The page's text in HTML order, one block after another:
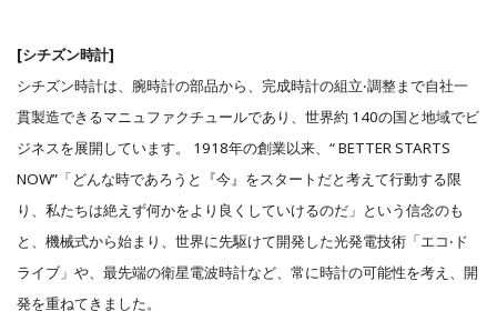
[シチズン時計]
シチズン時計は、腕時計の部品から、完成時計の組⽴‧調整まで⾃社⼀
貫製造できるマニュファクチュールであり、世界約 140の国と地域でビ
ジネスを展開しています。 1918年の創業以来、“ BETTER STARTS
NOW”「どんな時であろうと『今』をスタートだと考えて⾏動する限
り、私たちは絶えず何かをより良くしていけるのだ」という信念のも
と、機械式から始まり、世界に先駆けて開発した光発電技術「エコ‧ド
ライブ」や、最先端の衛星電波時計など、常に時計の可能性を考え、開
発を重ねてきました。